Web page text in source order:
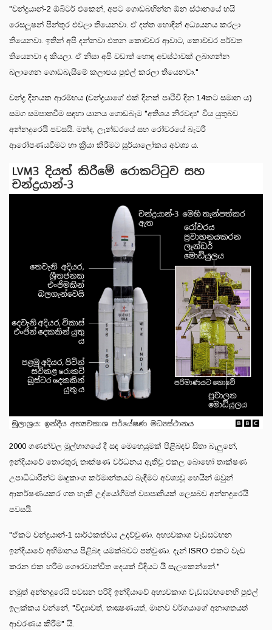
"චන්ද්‍රයාන්-2 ඕබිටර් එකෙන්, අපට ගොඩබහින්න ඕන ස්ථානයේ හයි
රෙසලූෂන් පින්තූර එවලා තියෙනවා. ඒ දත්ත හොඳින් අධ්‍යයනය කරලා
තියෙනවා. ඉතින් අපි දන්නවා එතන කොච්චර ආවාට, කොච්චර පර්වත
තියෙනවා ද කියලා. ඒ නිසා අපි වඩාත් හොඳ අවස්ථාවක් ලබාගන්න
බලාගෙන ගොඩබැසීමේ කලාපය පුළුල් කරලා තියෙනවා."
චන්ද්‍ර දිනයක ආරම්භය (චන්ද්‍රයාගේ එක් දිනක් පෘථිවි දින 14කට සමාන ය)
සමග සමපාතවීම සඳහා යානය ගොඩබෑම "අතිශය නිරවද්‍ය" විය යුතුබව
අන්නදුරෙයි පවසයි. මන්ද, ලෑන්ඩරයේ සහ රෝවරයේ බැටරි
ආරෝපණයවීමට හා ක්‍රියා කිරීමට සූර්යාලෝකය අවශ්‍ය ය.
2000 ගණන්වල මුල්භාගයේ දී සඳ මෙහෙයුමක් පිළිබඳව සිතා බැලුනේ,
ඉන්දියාවේ තොරතුරු තාක්ෂණ වර්ධනය ඇතිවූ එකල බොහෝ තාක්ෂණ
උපාධිධාරීන්ට මෘදුකාංග කර්මාන්තයට බැඳීමට අවශ්‍යවූ හෙයින් ඔවුන්
ආකර්ෂණයකර ගත හැකි උද්යෝගීමත් ව්‍යාපෘතියක් ලෙසබව අන්නදුරෙයි
පවසයි.
"ඒකට චන්ද්‍රයාන්-1 සාර්ථකත්වය උදව්වුණා. අභ්‍යවකාශ වැඩසටහන
ඉන්දියාවේ අභිමානය පිළිබඳ යමක්බවට පත්වුණා. දැන් ISRO එකට වැඩ
කරන එක හරිම ගෞරවාන්විත දෙයක් විදියට යි සැලකෙන්නේ."
නමුත් අන්නදුරෙයි පවසන පරිදි ඉන්දියාවේ අභ්‍යවකාශ වැඩසටහනෙහි පුළුල්
ඉලක්කය වන්නේ, "විද්‍යාවත්, තාක්‍ෂණයත්, මානව වර්ගයාගේ අනාගතයත්
ආවරණය කිරීම" යි.